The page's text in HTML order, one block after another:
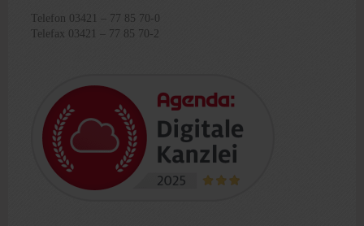
Telefon 03421 – 77 85 70-0
Telefax 03421 – 77 85 70-2